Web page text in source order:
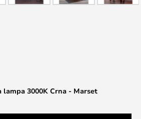
lampa 3000K Crna - Marset